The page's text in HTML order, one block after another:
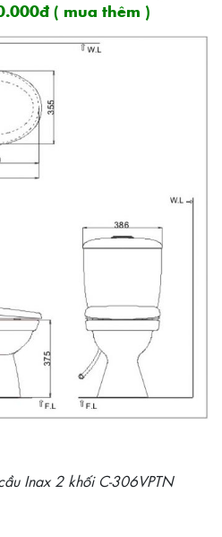
( mua thêm )
Inax 2 khối C-306VPTN